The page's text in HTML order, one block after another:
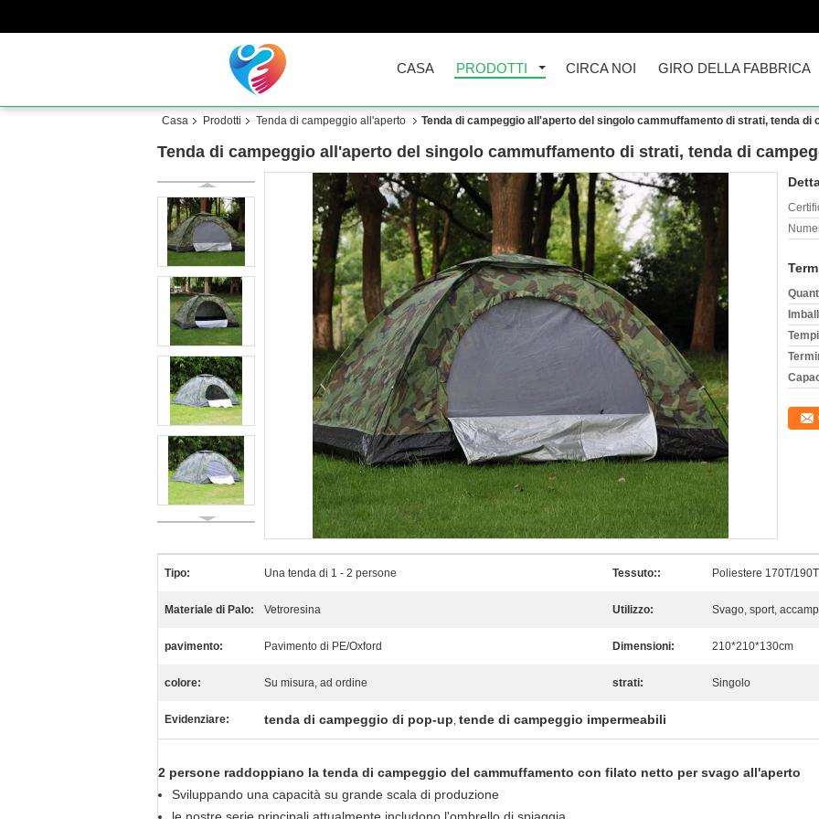
CASA PRODOTTI CIRCA NOI GIRO DELLA FABBRICA
Casa Prodotti Tenda di campeggio all'aperto Tenda di campeggio all'aperto del singolo cammuffamento di strati, tenda di
Tenda di campeggio all'aperto del singolo cammuffamento di strati, tenda di
Tipo: Una tenda di 1 - 2 persone Tessuto:: Poliestere 170T/
Materiale di Palo: Vetroresina Utilizzo: Svago, sport,
pavimento: Pavimento di PE/Oxford Dimensioni: 210*210*130cm
colore: Su misura, ad ordine strati: Singolo
Evidenziare: tenda di campeggio di pop-up, tende di campeggio impermeabili
2 persone raddoppiano la tenda di campeggio del cammuffamento con filato netto per svago all'aperto
Sviluppando una capacità su grande scala di produzione